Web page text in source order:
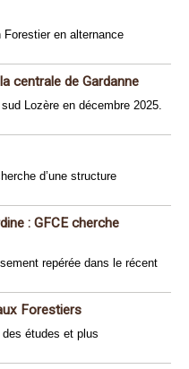
Forestier en alternance
centrale de Gardanne
Lozère en décembre 2025.
d’une structure
: GFCE cherche
repérée dans le récent
Forestiers
des études et plus